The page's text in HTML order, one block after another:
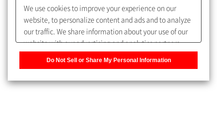
My SHIMADZU for Analyticalへ登録いただくと、技術情報や
取扱説明書・Webinarなどの閲覧ができます。
うになります。
We use cookies to improve your experience on our
website, to personalize content and ads and to analyze
our traffic. We share information about your use of our
website with our advertising and analytics partners,
Do Not Sell or Share My Personal Information